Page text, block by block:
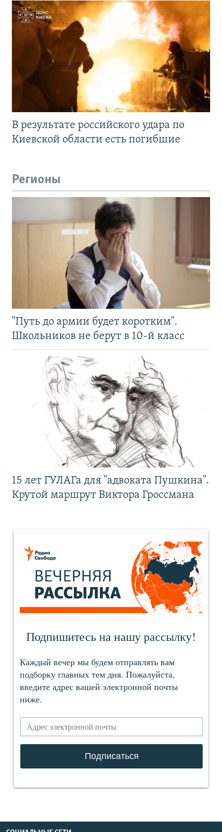
В результате российского удара по
Киевской области есть погибшие
Регионы
"Путь до армии будет коротким".
Школьников не берут в 10-й класс
15 лет ГУЛАГа для "адвоката Пушкина".
Крутой маршрут Виктора Гроссмана